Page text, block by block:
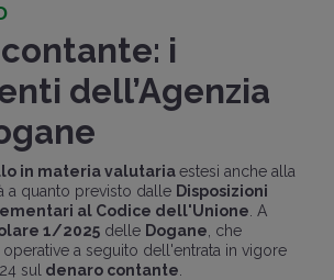
i
dell’Agenzia
in materia valutariaestesi anche alla
a quanto previsto dalle Disposizioni
al Codice dell'Unione . A
1/2025delle Dogane , che
a seguito dell'entrata in vigore
sul denaro contante